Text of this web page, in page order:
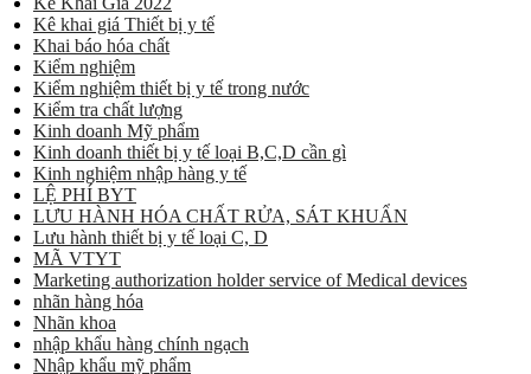
Kê khai giá Thiết bị y tế
Khai báo hóa chất
Kiểm nghiệm
Kiểm nghiệm thiết bị y tế trong nước
Kiểm tra chất lượng
Kinh doanh Mỹ phẩm
Kinh doanh thiết bị y tế loại B,C,D cần gì
Kinh nghiệm nhập hàng y tế
LỆ PHÍ BYT
LƯU HÀNH HÓA CHẤT RỬA, SÁT KHUẨN
Lưu hành thiết bị y tế loại C, D
MÃ VTYT
Marketing authorization holder service of Medical devices
nhãn hàng hóa
Nhãn khoa
nhập khẩu hàng chính ngạch
Nhập khẩu mỹ phẩm